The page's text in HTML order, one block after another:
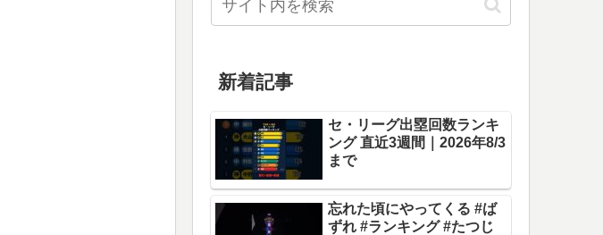
新着記事
セ・リーグ出塁回数ランキ
ング 直近3週間｜2026年8/3
まで
忘れた頃にやってくる #ば
ずれ #ランキング #たつじ